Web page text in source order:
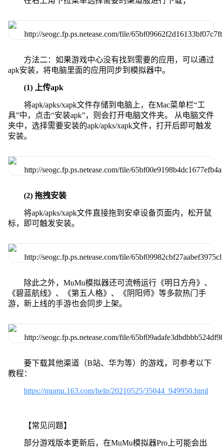
方法二：如果游戏中心没有找到需要的应用，可以通过
apk安装，将电脑里面的应用同步到模拟器中。
(1) 上传apk
将apk/apks/xapk文件存储到电脑上，在Mac菜单栏“工
具”中，点击“安装apk”，则会打开电脑文件夹。 从电脑文件
夹中，选择需要安装的apk/apks/xapk文件，打开后即可触发
安装。
(2) 拖拽安装
将apk/apks/xapk文件直接拖到安卓设备页面内，松开鼠
标，即可触发安装。
除此之外，MuMu模拟器还可流畅运行《明日方舟》、
《碧蓝航线》、《第五人格》、《阴阳师》等多款热门手
游，新上线的手游也会同步上架。
要下载其他渠道（B站、华为等）的游戏，可参考以下
教程：
https://mumu.163.com/help/20210525/35044_949950.html
【常见问题】
部分游戏版本更新后，在MuMu模拟器Pro上可能会出